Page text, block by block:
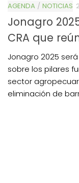
AGENDA / NOTICIAS
Jonagro
CRA que
Jonagro 2025
sobre los pilares
sector
eliminación de